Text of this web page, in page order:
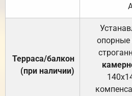
Терраса/балкон
(при наличии)
опорные